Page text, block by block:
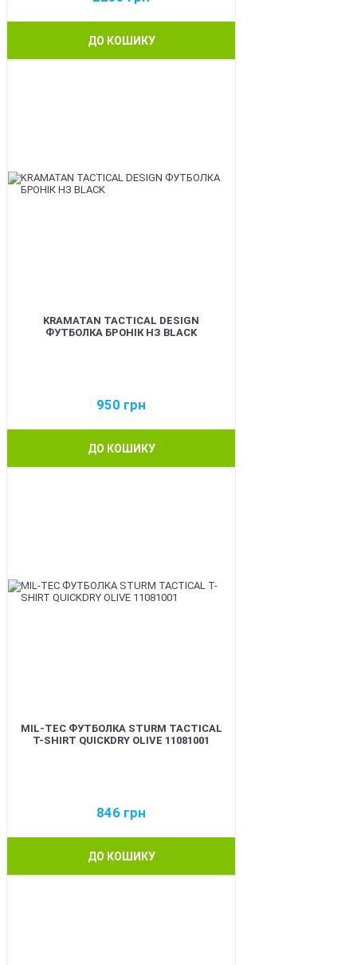
ДО КОШИКУ
KRAMATAN TACTICAL DESIGN
ФУТБОЛКА БРОНІК НЗ BLACK
950 грн
ДО КОШИКУ
MIL-TEC ФУТБОЛКА STURM TACTICAL
T-SHIRT QUICKDRY OLIVE 11081001
846 грн
ДО КОШИКУ